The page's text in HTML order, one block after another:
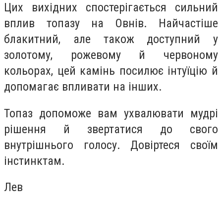
Цих вихідних спостерігається сильний
вплив топазу на Овнів. Найчастіше
блакитний, але також доступний у
золотому, рожевому й червоному
кольорах, цей камінь посилює інтуїцію й
допомагає впливати на інших.
Топаз допоможе вам ухвалювати мудрі
рішення й звертатися до свого
внутрішнього голосу. Довіртеся своїм
інстинктам.
Лев